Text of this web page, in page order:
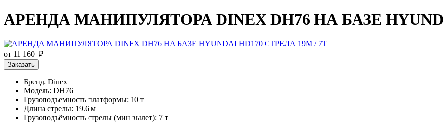
АРЕНДА МАНИПУЛЯТОРА DINEX DH76 НА БАЗЕ
от 11 160 ₽
Заказать
Бренд: Dinex
Модель: DH76
Грузоподъемность платформы: 10 т
Длина стрелы: 19.6 м
Грузоподъёмность стрелы (мин вылет): 7 т